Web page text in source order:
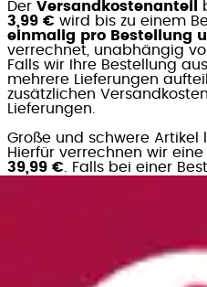
Der Versandkostenanteil
3,99 € wird bis zu einem
einmalig pro Bestellung
verrechnet, unabhängig
Falls wir Ihre Bestellung
mehrere Lieferungen
zusätzlichen
Lieferungen.
Große und schwere Artikel
Hierfür verrechnen wir eine
39,99 € . Falls bei einer
Unsere Lieferkosten